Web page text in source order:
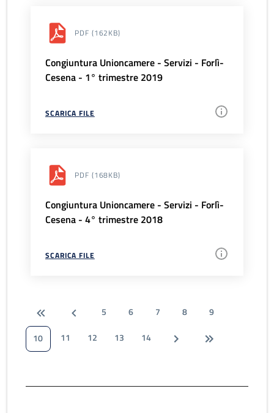
PDF (162KB)
Congiuntura Unioncamere - Servizi - Forlì-
Cesena - 1° trimestre 2019
SCARICA FILE
PDF (168KB)
Congiuntura Unioncamere - Servizi - Forlì-
Cesena - 4° trimestre 2018
SCARICA FILE
5 6 7 8
9
10
11 12 13 14